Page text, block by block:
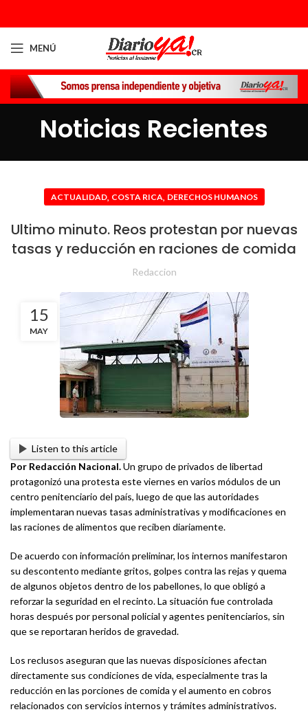
MENÚ
Noticias Recientes
ACTUALIDAD, COSTA RICA, DERECHOS HUMANOS
Ultimo minuto. Reos protestan por nuevas
tasas y reducción en raciones de comida
Redaccion
15
MAY
Listen to this article
Por Redacción Nacional.Un grupo de privados de libertad
protagonizó una protesta este viernes en varios módulos de un
centro penitenciario del país, luego de que las autoridades
implementaran nuevas tasas administrativas y modificaciones en
las raciones de alimentos que reciben diariamente.
De acuerdo con información preliminar, los internos manifestaron
su descontento mediante gritos, golpes contra las rejas y quema
de algunos objetos dentro de los pabellones, lo que obligó a
reforzar la seguridad en el recinto. La situación fue controlada
horas después por personal policial y agentes penitenciarios, sin
que se reportaran heridos de gravedad.
Los reclusos aseguran que las nuevas disposiciones afectan
directamente sus condiciones de vida, especialmente tras la
reducción en las porciones de comida y el aumento en cobros
relacionados con servicios internos y trámites administrativos.